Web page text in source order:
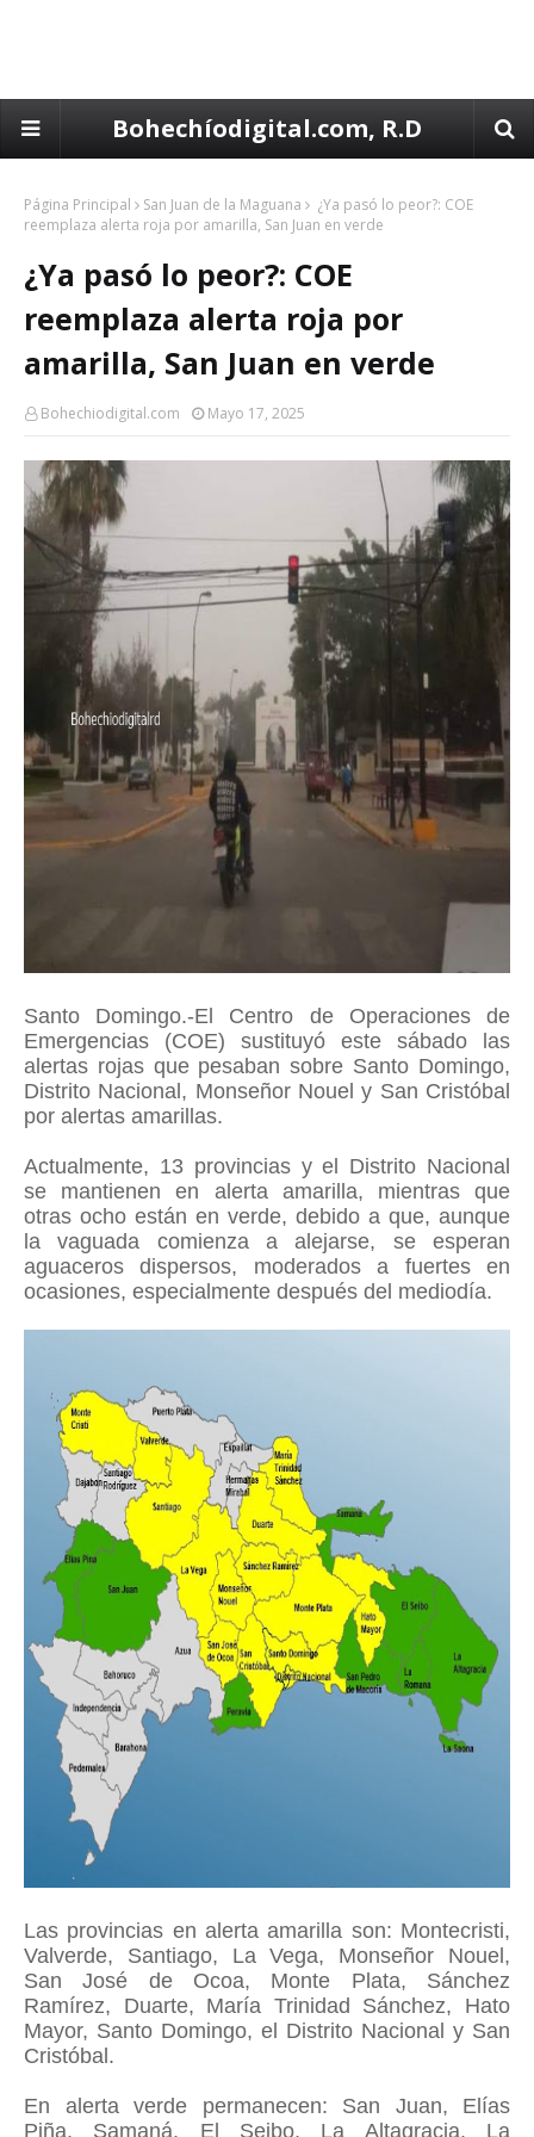
Bohechíodigital.com, R.D
Página Principal San Juan de la Maguana
¿Ya pasó lo peor?: COE
reemplaza alerta roja por amarilla, San Juan en verde
¿Ya pasó lo peor?: COE
reemplaza alerta roja por
amarilla, San Juan en verde
Bohechiodigital.com Mayo 17, 2025
Santo Domingo.-El Centro de Operaciones de
Emergencias (COE) sustituyó este sábado las
alertas rojas que pesaban sobre Santo Domingo,
Distrito Nacional, Monseñor Nouel y San Cristóbal
por alertas amarillas.
Actualmente, 13 provincias y el Distrito Nacional
se mantienen en alerta amarilla, mientras que
otras ocho están en verde, debido a que, aunque
la vaguada comienza a alejarse, se esperan
aguaceros dispersos, moderados a fuertes en
ocasiones, especialmente después del mediodía.
Las provincias en alerta amarilla son: Montecristi,
Valverde, Santiago, La Vega, Monseñor Nouel,
San José de Ocoa, Monte Plata, Sánchez
Ramírez, Duarte, María Trinidad Sánchez, Hato
Mayor, Santo Domingo, el Distrito Nacional y San
Cristóbal.
En alerta verde permanecen: San Juan, Elías
Piña, Samaná, El Seibo, La Altagracia, La